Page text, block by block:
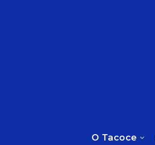
О Тасосе